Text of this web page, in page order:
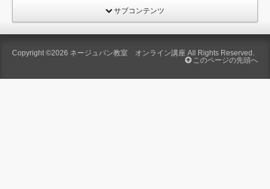
サブコンテンツ
Copyright ©2026 ネージュパン教室 オンライン講座 All Rights Reserved.
このページの先頭へ